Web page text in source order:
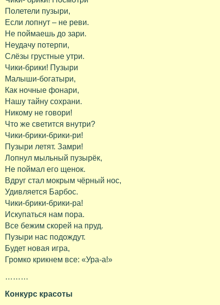
Полетели пузыри,
Если лопнут – не реви.
Не поймаешь до зари.
Неудачу потерпи,
Слёзы грустные утри.
Чики-брики! Пузыри
Малыши-богатыри,
Как ночные фонари,
Нашу тайну сохрани.
Никому не говори!
Что же светится внутри?
Чики-брики-брики-ри!
Пузыри летят. Замри!
Лопнул мыльный пузырёк,
Не поймал его щенок.
Вдруг стал мокрым чёрный нос,
Удивляется Барбос.
Чики-брики-брики-ра!
Искупаться нам пора.
Все бежим скорей на пруд.
Пузыри нас подождут.
Будет новая игра,
Громко крикнем все: «Ура-а!»
………
Конкурс красоты